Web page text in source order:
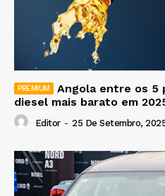
Angola entre os 5
diesel mais barato em
Editor - 25 De Setembro,